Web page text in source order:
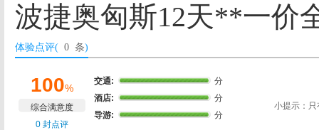
波捷奥匈斯12天**一价
体验点评( 0 条)
100%
综合满意度
0 封点评
交通:
分
酒店:
分
导游:
分
小提示：